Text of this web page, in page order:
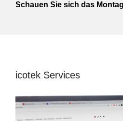
Schauen Sie sich das
icotek Services